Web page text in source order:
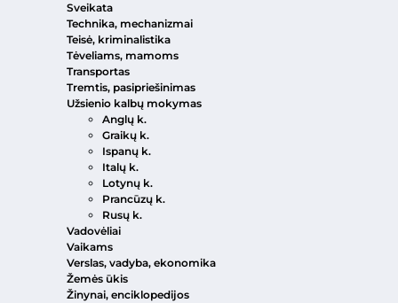
Sveikata
Technika, mechanizmai
Teisė, kriminalistika
Tėveliams, mamoms
Transportas
Tremtis, pasipriešinimas
Užsienio kalbų mokymas
Anglų k.
Graikų k.
Ispanų k.
Italų k.
Lotynų k.
Prancūzų k.
Rusų k.
Vadovėliai
Vaikams
Verslas, vadyba, ekonomika
Žemės ūkis
Žinynai, enciklopedijos